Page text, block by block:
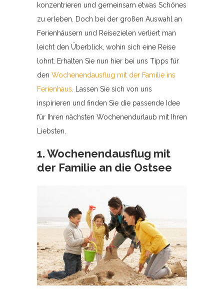
konzentrieren und gemeinsam etwas Schönes
zu erleben. Doch bei der großen Auswahl an
Ferienhäusern und Reisezielen verliert man
leicht den Überblick, wohin sich eine Reise
lohnt. Erhalten Sie nun hier bei uns Tipps für
den Wochenendausflug mit der Familie ins
Ferienhaus . Lassen Sie sich von uns
inspirieren und finden Sie die passende Idee
für Ihren nächsten Wochenendurlaub mit Ihren
Liebsten.
1. Wochenendausflug mit
der Familie an die Ostsee